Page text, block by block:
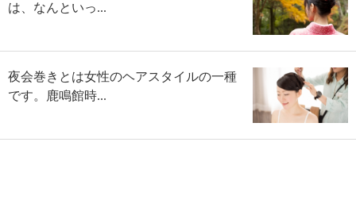
は、なんといっ...
夜会巻きとは女性のヘアスタイルの一種
です。鹿鳴館時...